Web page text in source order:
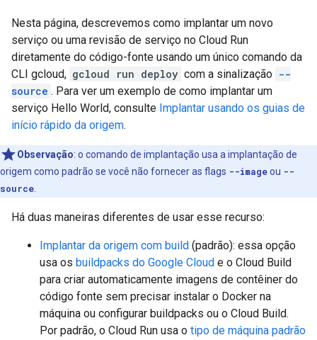
Nesta página, descrevemos como implantar um novo
serviço ou uma revisão de serviço no Cloud Run
diretamente do código-fonte usando um único comando da
CLI gcloud, gcloud run deploy com a sinalização --
source . Para ver um exemplo de como implantar um
serviço Hello World, consulte Implantar usando os guias de
início rápido da origem.
Observação: o comando de implantação usa a implantação de
origem como padrão se você não fornecer as flags --imageou --
source
Há duas maneiras diferentes de usar esse recurso:
Implantar da origem com build (padrão): essa opção
usa os buildpacks do Google Cloud e o Cloud Build
para criar automaticamente imagens de contêiner do
código fonte sem precisar instalar o Docker na
máquina ou configurar buildpacks ou o Cloud Build.
Por padrão, o Cloud Run usa o tipo de máquina padrão